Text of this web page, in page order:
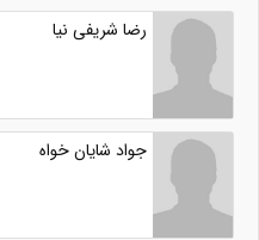
رضا شریفی نیا
جواد شایان خواه